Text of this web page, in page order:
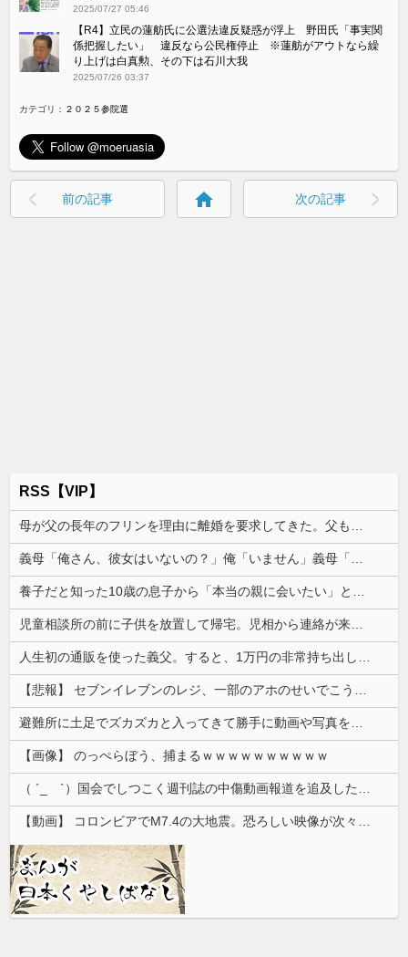
2025/07/27 05:46
【R4】立民の蓮舫氏に公選法違反疑惑が浮上 野田氏「事実関
係把握したい」 違反なら公民権停止 ※蓮舫がアウトなら繰
り上げは白真勲、その下は石川大我
2025/07/26 03:37
カテゴリ： ２０２５参院選
前の記事 home 次の記事
RSS【VIP】
【画像】 のっぺらぼう、捕まるｗｗｗｗｗｗｗｗｗｗ